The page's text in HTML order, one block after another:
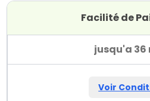
Facilité de
jusqu'a 36
Voir